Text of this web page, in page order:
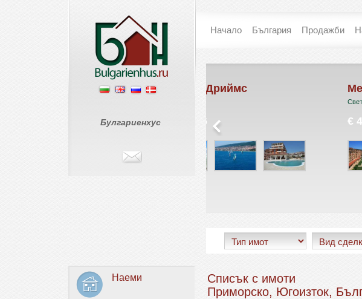
Булгариенхус
Начало България Продажби
Костал Дриймс
€ 75 986
Меджик
Наеми
Списък с имоти
Приморско, Югоизток,